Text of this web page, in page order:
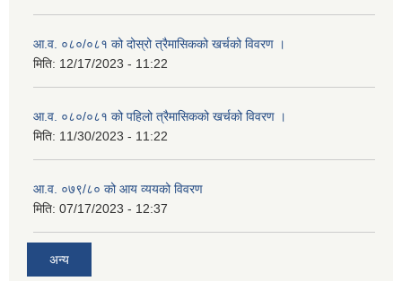
आ.व. ०८०/०८१ को दोस्रो त्रैमासिकको खर्चको विवरण ।
मिति: 12/17/2023 - 11:22
आ.व. ०८०/०८१ को पहिलो त्रैमासिकको खर्चको विवरण ।
मिति: 11/30/2023 - 11:22
आ.व. ०७९/८० को आय व्ययको विवरण
मिति: 07/17/2023 - 12:37
अन्य